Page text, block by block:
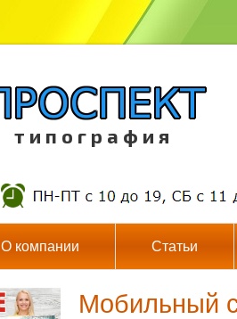
т и п о г р а ф и я
О компании Статьи
Мобильный